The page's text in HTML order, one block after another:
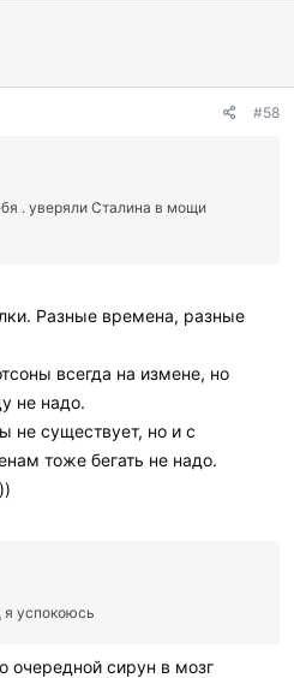
#58
. уверяли Сталина в мощи
Разные времена, разные
всегда на измене, но
не надо.
не существует, но и с
тоже бегать не надо.
я успокоюсь
очередной сирун в мозг